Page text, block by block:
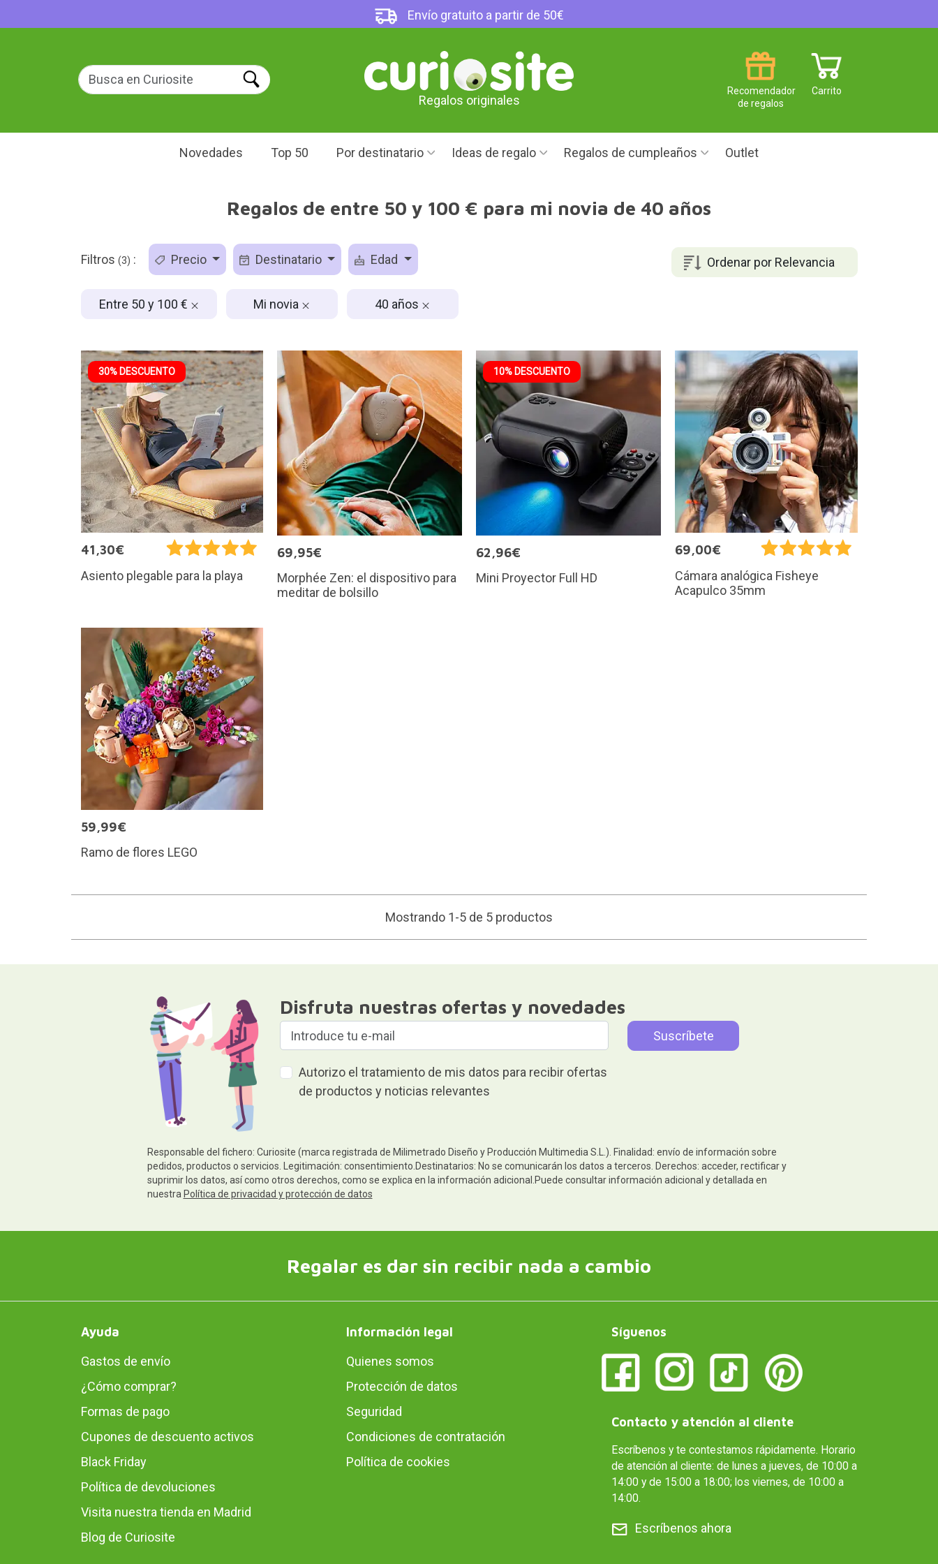
Envío gratuito a partir de 50€
Regalos originales
Carrito
Recomendador
de regalos
Novedades Top 50 Por destinatario Ideas de regalo Regalos de cumpleaños Outlet
Regalos de entre 50 y 100 € para mi novia de 40 años
Ordenar por Relevancia
Filtros (3) : Precio Destinatario Edad
Entre 50 y 100 € Mi novia 40 años
30% DESCUENTO
41,30€
Asiento plegable para la playa
69,95€
Morphée Zen: el dispositivo para
meditar de bolsillo
10% DESCUENTO
62,96€
Mini Proyector Full HD
69,00€
Cámara analógica Fisheye
Acapulco 35mm
59,99€
Ramo de flores LEGO
Mostrando 1-5 de 5 productos
Disfruta nuestras ofertas y novedades
Autorizo el tratamiento de mis datos para recibir ofertas
de productos y noticias relevantes
Responsable del fichero: Curiosite (marca registrada de Milimetrado Diseño y Producción Multimedia S.L.). Finalidad: envío de información sobre
pedidos, productos o servicios. Legitimación: consentimiento.Destinatarios: No se comunicarán los datos a terceros. Derechos: acceder, rectificar y
suprimir los datos, así como otros derechos, como se explica en la información adicional.Puede consultar información adicional y detallada en
nuestra Política de privacidad y protección de datos
Regalar es dar sin recibir nada a cambio
Ayuda
Gastos de envío
¿Cómo comprar?
Formas de pago
Cupones de descuento activos
Black Friday
Política de devoluciones
Visita nuestra tienda en Madrid
Blog de Curiosite
Información legal
Quienes somos
Protección de datos
Seguridad
Condiciones de contratación
Política de cookies
Síguenos
Contacto y atención al cliente
Escríbenos y te contestamos rápidamente. Horario
de atención al cliente: de lunes a jueves, de 10:00 a
14:00 y de 15:00 a 18:00; los viernes, de 10:00 a
14:00.
Escríbenos ahora